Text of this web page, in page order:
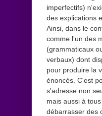
imperfectifs)
des explications
Ainsi, dans le
comme l'un des
(grammaticaux
verbaux) dont
pour produire la
énoncés. C'est
s'adresse non
mais aussi à
débarrasser des